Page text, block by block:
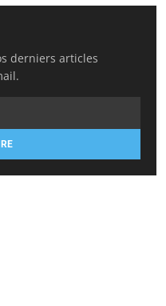
derniers articles